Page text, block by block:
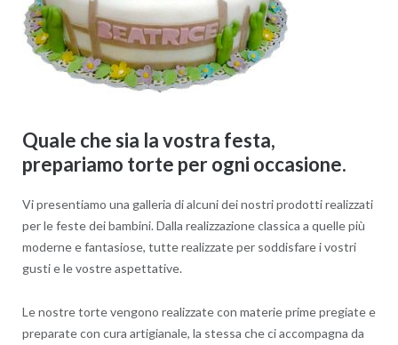
Quale che sia la vostra festa,
prepariamo torte per ogni occasione.
Vi presentiamo una galleria di alcuni dei nostri prodotti realizzati
per le feste dei bambini. Dalla realizzazione classica a quelle più
moderne e fantasiose, tutte realizzate per soddisfare i vostri
gusti e le vostre aspettative.
Le nostre torte vengono realizzate con materie prime pregiate e
preparate con cura artigianale, la stessa che ci accompagna da